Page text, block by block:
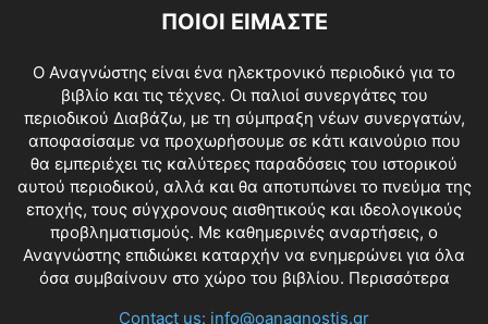
ΠΟΙΟΙ ΕΙΜΑΣΤΕ
O Αναγνώστης είναι ένα ηλεκτρονικό περιοδικό για το
βιβλίο και τις τέχνες. Οι παλιοί συνεργάτες του
περιοδικού Διαβάζω, με τη σύμπραξη νέων συνεργατών,
αποφασίσαμε να προχωρήσουμε σε κάτι καινούριο που
θα εμπεριέχει τις καλύτερες παραδόσεις του ιστορικού
αυτού περιοδικού, αλλά και θα αποτυπώνει το πνεύμα της
εποχής, τους σύγχρονους αισθητικούς και ιδεολογικούς
προβληματισμούς. Με καθημερινές αναρτήσεις, ο
Αναγνώστης επιδιώκει καταρχήν να ενημερώνει για όλα
όσα συμβαίνουν στο χώρο του βιβλίου. Περισσότερα
Contact us: info@oanagnostis.gr